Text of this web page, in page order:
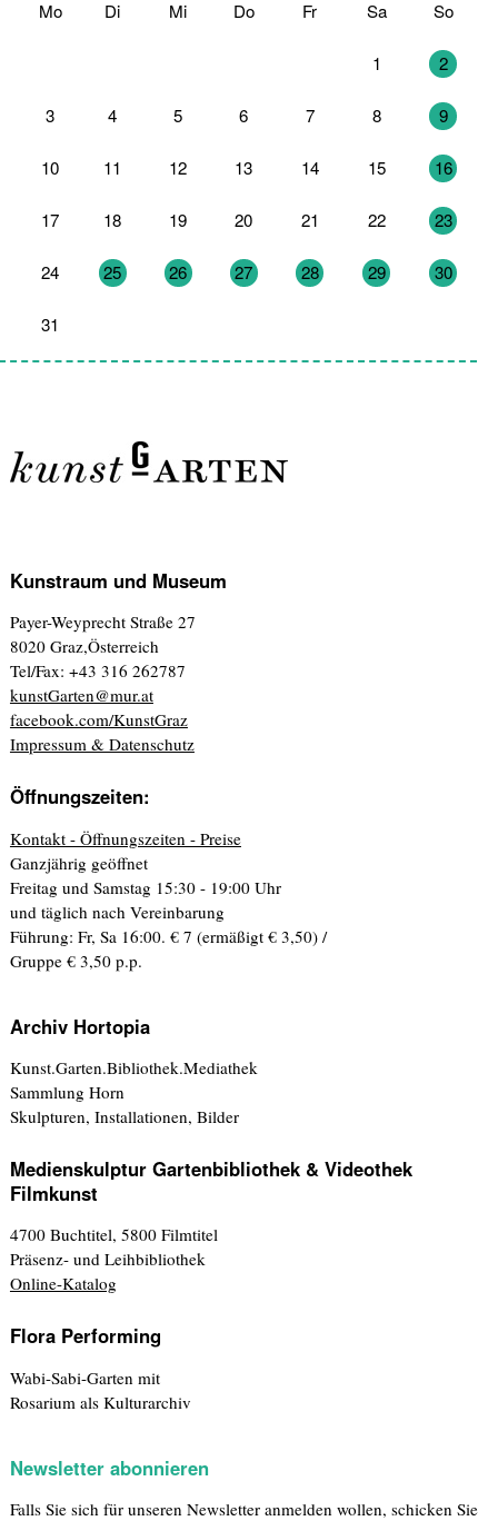
Mo Di Mi Do Fr Sa So
1 2
3 4 5 6 7 8 9
10 11 12 13 14 15 16
17 18 19 20 21 22 23
24 25 26 27 28 29 30
31
Kunstraum und Museum
Payer-Weyprecht Straße 27
8020 Graz,Österreich
Tel/Fax: +43 316 262787
kunstGarten@mur.at
facebook.com/KunstGraz
Impressum & Datenschutz
Öffnungszeiten:
Kontakt - Öffnungszeiten - Preise
Ganzjährig geöffnet
Freitag und Samstag 15:30 - 19:00 Uhr
und täglich nach Vereinbarung
Führung: Fr, Sa 16:00. € 7 (ermäßigt € 3,50) /
Gruppe € 3,50 p.p.
Archiv Hortopia
Kunst.Garten.Bibliothek.Mediathek
Sammlung Horn
Skulpturen, Installationen, Bilder
Medienskulptur Gartenbibliothek & Videothek
Filmkunst
4700 Buchtitel, 5800 Filmtitel
Präsenz- und Leihbibliothek
Online-Katalog
Flora Performing
Wabi-Sabi-Garten mit
Rosarium als Kulturarchiv
Newsletter abonnieren
Falls Sie sich für unseren Newsletter anmelden wollen, schicken Sie